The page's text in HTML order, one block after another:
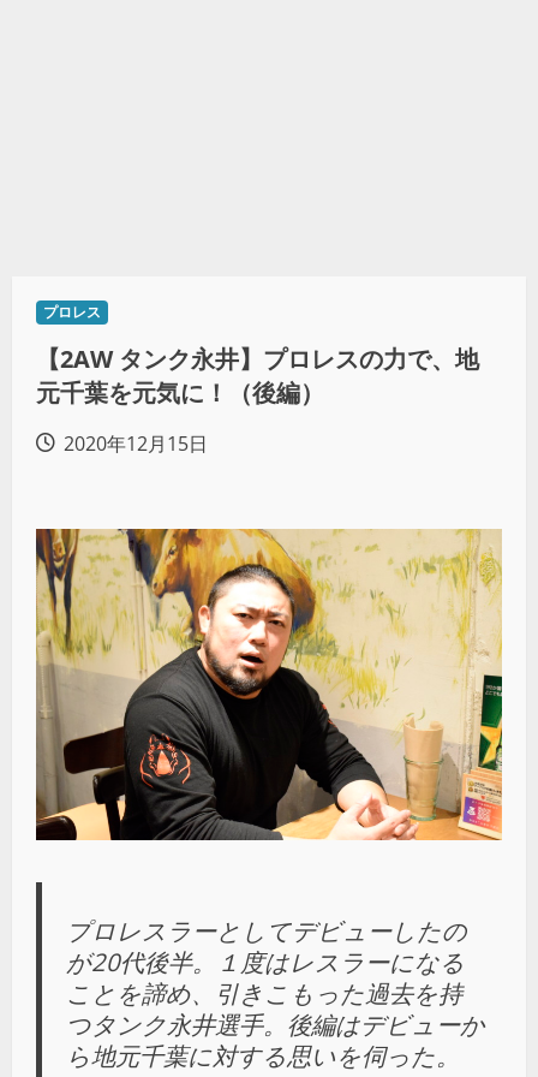
プロレス
【2AW タンク永井】プロレスの力で、地
元千葉を元気に！（後編）
2020年12月15日
プロレスラーとしてデビューしたの
が20代後半。１度はレスラーになる
ことを諦め、引きこもった過去を持
つタンク永井選手。後編はデビューか
ら地元千葉に対する思いを伺った。